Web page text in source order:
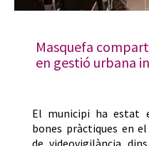
Masquefa
en gestió urbana
El municipi ha estat
bones pràctiques en